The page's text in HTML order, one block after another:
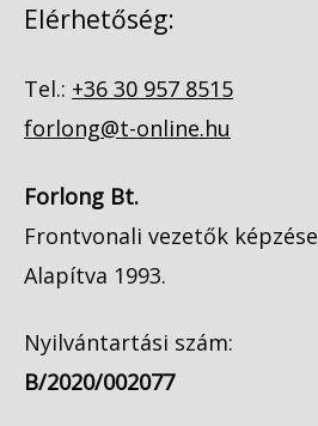
Elérhetőség:
Tel.: +36 30 957 8515
forlong@t-online.hu
Forlong Bt.
Frontvonali vezetők képzése
Alapítva 1993.
Nyilvántartási szám:
B/2020/002077